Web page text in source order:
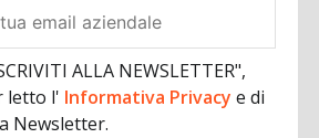
ALLA NEWSLETTER",
letto l' Informativa Privacye di
Newsletter.